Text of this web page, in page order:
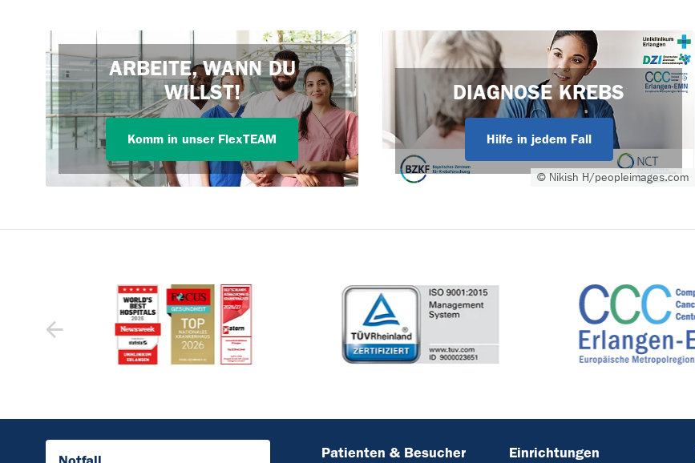
ARBEITE, WANN DU
WILLST!
Komm in unser FlexTEAM
© Nikish H/peopleimages.com
DIAGNOSE KREBS
Hilfe in jedem Fall
Patienten & Besucher Einrichtungen